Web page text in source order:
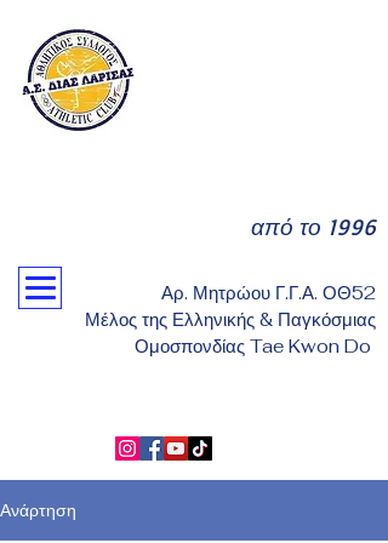
από το 1996
Αρ. Μητρώου Γ.Γ.Α. ΟΘ52
Μέλος της Ελληνικής & Παγκόσμιας
Ομοσπονδίας Tae Kwon Do
Ανάρτηση